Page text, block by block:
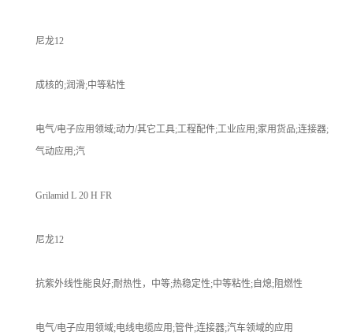
尼龙12
成核的;润滑;中等粘性
电气/电子应用领域;动力/其它工具;工程配件;工业应用;家用货品;连接器;
气动应用;汽
Grilamid L 20 H FR
尼龙12
抗紫外线性能良好;耐热性，中等;热稳定性;中等粘性;自熄;阻燃性
电气/电子应用领域;电线电缆应用;管件;连接器;汽车领域的应用